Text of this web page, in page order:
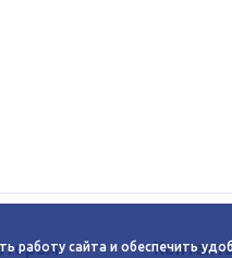
работу сайта и обеспечить